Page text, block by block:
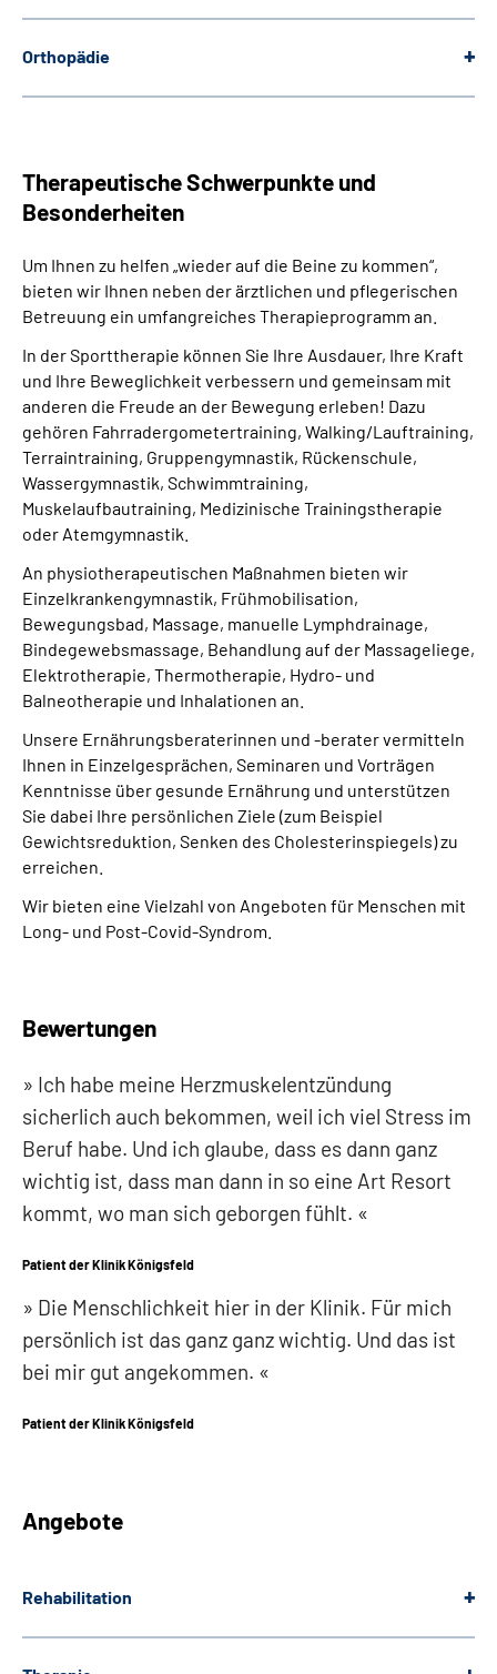
Orthopädie
Therapeutische Schwerpunkte und
Besonderheiten
Um Ihnen zu helfen „wieder auf die Beine zu kommen“,
bieten wir Ihnen neben der ärztlichen und pflegerischen
Betreuung ein umfangreiches Therapieprogramm an.
In der Sporttherapie können Sie Ihre Ausdauer, Ihre Kraft
und Ihre Beweglichkeit verbessern und gemeinsam mit
anderen die Freude an der Bewegung erleben! Dazu
gehören Fahrradergometertraining, Walking/Lauftraining,
Terraintraining, Gruppengymnastik, Rückenschule,
Wassergymnastik, Schwimmtraining,
Muskelaufbautraining, Medizinische Trainingstherapie
oder Atemgymnastik.
An physiotherapeutischen Maßnahmen bieten wir
Einzelkrankengymnastik, Frühmobilisation,
Bewegungsbad, Massage, manuelle Lymphdrainage,
Bindegewebsmassage, Behandlung auf der Massageliege,
Elektrotherapie, Thermotherapie, Hydro- und
Balneotherapie und Inhalationen an.
Unsere Ernährungsberaterinnen und -berater vermitteln
Ihnen in Einzelgesprächen, Seminaren und Vorträgen
Kenntnisse über gesunde Ernährung und unterstützen
Sie dabei Ihre persönlichen Ziele (zum Beispiel
Gewichtsreduktion, Senken des Cholesterinspiegels) zu
erreichen.
Wir bieten eine Vielzahl von Angeboten für Menschen mit
Long- und Post-Covid-Syndrom.
Bewertungen
Ich habe meine Herzmuskelentzündung
sicherlich auch bekommen, weil ich viel Stress im
Beruf habe. Und ich glaube, dass es dann ganz
wichtig ist, dass man dann in so eine Art Resort
kommt, wo man sich geborgen fühlt.
Patient der Klinik Königsfeld
Die Menschlichkeit hier in der Klinik. Für mich
persönlich ist das ganz ganz wichtig. Und das ist
bei mir gut angekommen.
Patient der Klinik Königsfeld
Angebote
Rehabilitation